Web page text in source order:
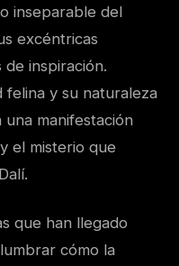
inseparable del
excéntricas
inspiración.
felina y su naturaleza
manifestación
el misterio que
que han llegado
cómo la